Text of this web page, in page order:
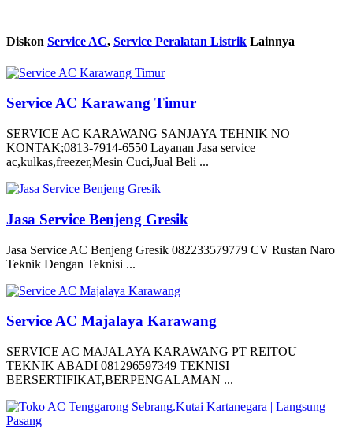
Diskon Service AC, Service Peralatan Listrik Lainnya
Service AC Karawang Timur
SERVICE AC KARAWANG SANJAYA TEHNIK NO
KONTAK;0813-7914-6550 Layanan Jasa service
ac,kulkas,freezer,Mesin Cuci,Jual Beli ...
Jasa Service Benjeng Gresik
Jasa Service AC Benjeng Gresik 082233579779 CV Rustan Naro
Teknik Dengan Teknisi ...
Service AC Majalaya Karawang
SERVICE AC MAJALAYA KARAWANG PT REITOU
TEKNIK ABADI 081296597349 TEKNISI
BERSERTIFIKAT,BERPENGALAMAN ...